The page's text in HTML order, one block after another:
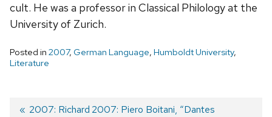
cult. He was a professor in Classical Philology at the
University of Zurich.
Posted in 2007, German Language, Humboldt University,
Literature
Previous
2007: Richard Next
2007: Piero Boitani, “Dantes